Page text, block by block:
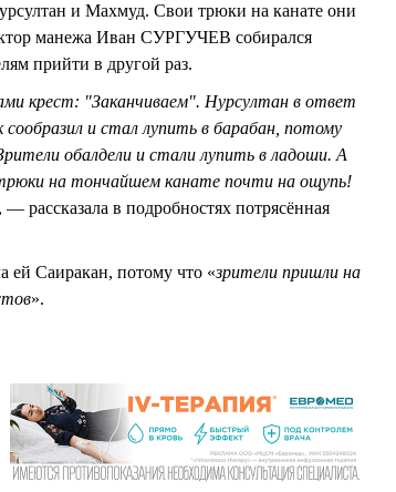
и Махмуд. Свои трюки на канате они
манежа Иван СУРГУЧЕВ собирался
прийти в другой раз.
крест: "Заканчиваем". Нурсултан в ответ
и стал лупить в барабан, потому
обалдели и стали лупить в ладоши. А
на тончайшем канате почти на ощупь!
— рассказала в подробностях потрясённая
ей Саиракан, потому что «зрители пришли на
».